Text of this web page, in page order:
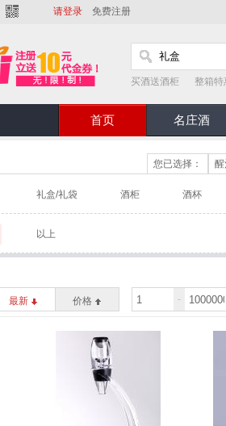
请登录 免费注册
买酒送酒柜 整箱特
首页 名庄酒
您已选择：
礼盒/礼袋 酒柜 酒杯
以上
最新 价格 -